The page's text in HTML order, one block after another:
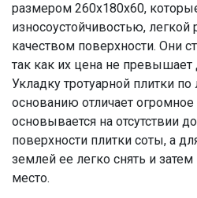
размером 260х180х60,
износоустойчивостью,
качеством поверхности. Они
так как их цена не
Укладку тротуарной плитки
основанию отличает
основывается на отсутствии
поверхности плитки соты, а
землей ее легко снять и
место.